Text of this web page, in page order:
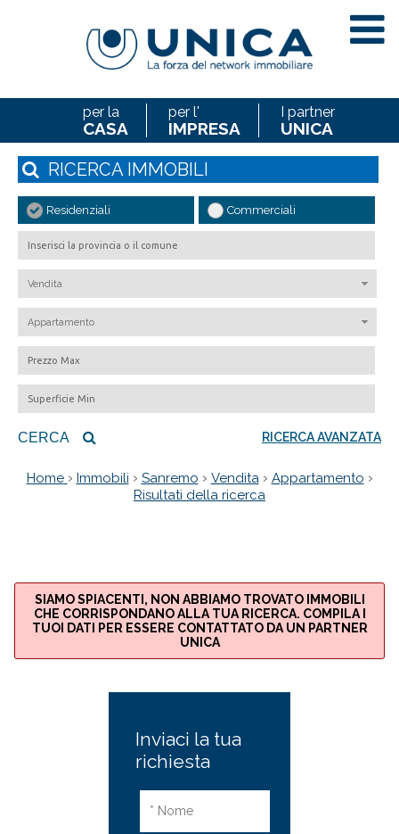
per la
CASA
per l'
IMPRESA
I partner
UNICA
RICERCA IMMOBILI
Residenziali Commerciali
Vendita
Appartamento
CERCA RICERCA AVANZATA
Home › Immobili › Sanremo › Vendita › Appartamento ›
Risultati della ricerca
SIAMO SPIACENTI, NON ABBIAMO TROVATO IMMOBILI
CHE CORRISPONDANO ALLA TUA RICERCA. COMPILA I
TUOI DATI PER ESSERE CONTATTATO DA UN PARTNER
UNICA
Inviaci la tua
richiesta